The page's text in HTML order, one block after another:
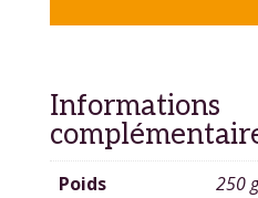
Informations
Poids
250 g